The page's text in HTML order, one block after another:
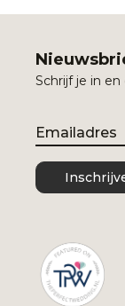
Schrijf je in
Email